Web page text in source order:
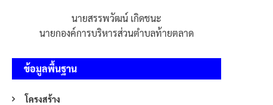
นายสรรพวัฒน์ เกิดชนะ
นายกองค์การบริหารส่วนตำบลท้ายตลาด
ข้อมูลพื้นฐาน
โครงสร้าง